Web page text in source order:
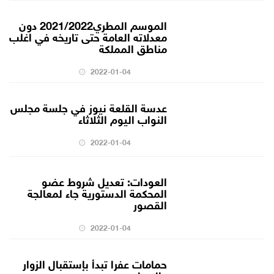
الموسم المطري2021/2022 دون
معدلاته العامة حتى تاريخه في اغلب
مناطق المملكة
2022-01-04
عدسة القلعة نيوز في جلسة مجلس
النواب اليوم الثلاثاء
2022-01-04
العودات: تعديل شروط عضو
المحكمة الدستورية جاء لمعالجة
القصور
2022-01-04
حمامات عفرا تبدأ بإستقبال الزوار